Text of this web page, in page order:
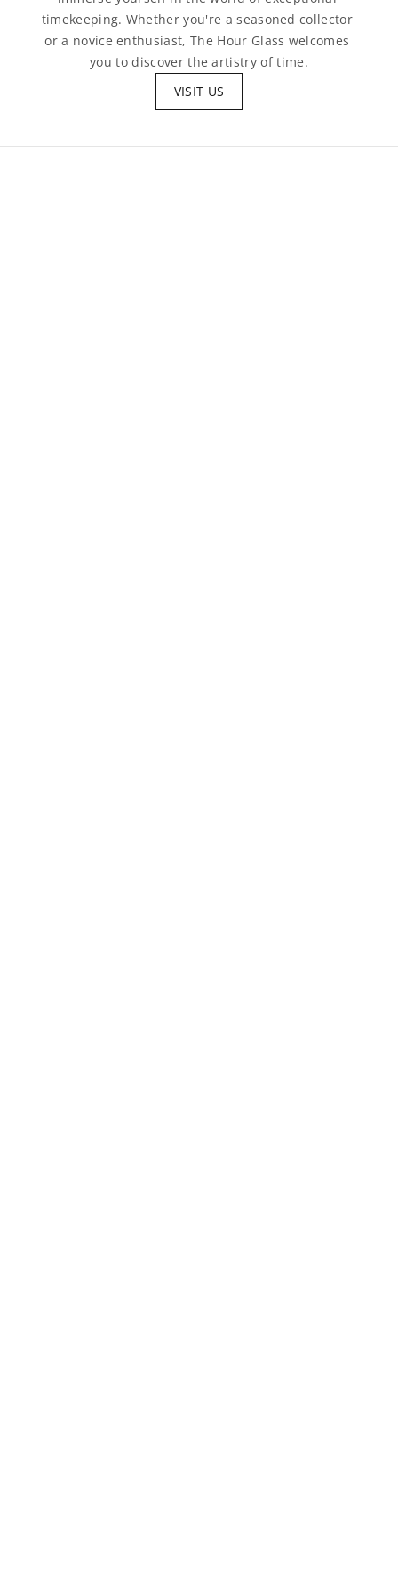
timekeeping. Whether you're a seasoned collector
or a novice enthusiast, The Hour Glass welcomes
you to discover the artistry of time.
VISIT US